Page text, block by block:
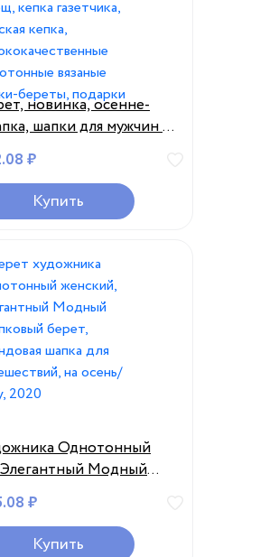
новинка, осенне-
шапки для мужчин и
плющ,
плоская кепка,
однотонные
береты, подарки
₽
Купить
Однотонный
Модный
берет, брендовая
на осень/
₽
Купить